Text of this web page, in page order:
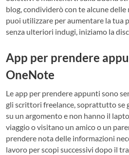
blog, condividerò con te alcune
puoi utilizzare per aumentare la tua
senza ulteriori indugi, iniziamo la
App per prendere
OneNote
Le app per prendere appunti sono
gli scrittori freelance, soprattutto se
su un argomento e non hanno il
viaggio o visitano un amico o un
prendere nota delle informazioni
lavoro per scopi successivi dopo il